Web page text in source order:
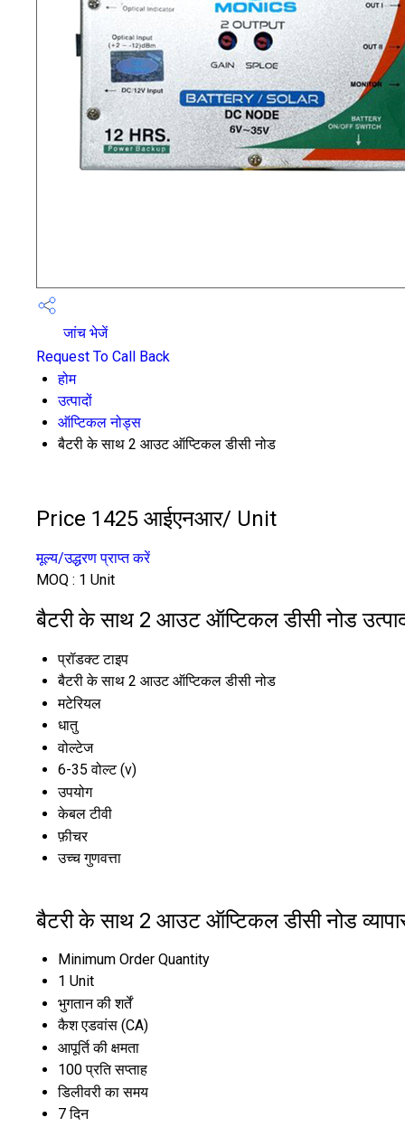
जांच भेजें
Request To Call Back
होम
उत्पादों
ऑप्टिकल नोड्स
बैटरी के साथ 2 आउट ऑप्टिकल डीसी नोड
Price 1425 आईएनआर/ Unit
मूल्य/उद्धरण प्राप्त करें
MOQ : 1 Unit
बैटरी के साथ 2 आउट ऑप्टिकल डीसी नोड
प्रॉडक्ट टाइप
बैटरी के साथ 2 आउट ऑप्टिकल डीसी नोड
मटेरियल
धातु
वोल्टेज
6-35 वोल्ट (v)
उपयोग
केबल टीवी
फ़ीचर
उच्च गुणवत्ता
बैटरी के साथ 2 आउट ऑप्टिकल डीसी नोड
Minimum Order Quantity
1 Unit
भुगतान की शर्तें
कैश एडवांस (CA)
आपूर्ति की क्षमता
100 प्रति सप्ताह
डिलीवरी का समय
7 दिन